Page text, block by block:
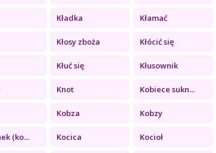
Kładka Kłamać
Kłosy zboża Kłócić się
Kłuć się Kłusownik
Knot Kobiece sukn...
Kobza Kobzy
(ko... Kocica Kocioł